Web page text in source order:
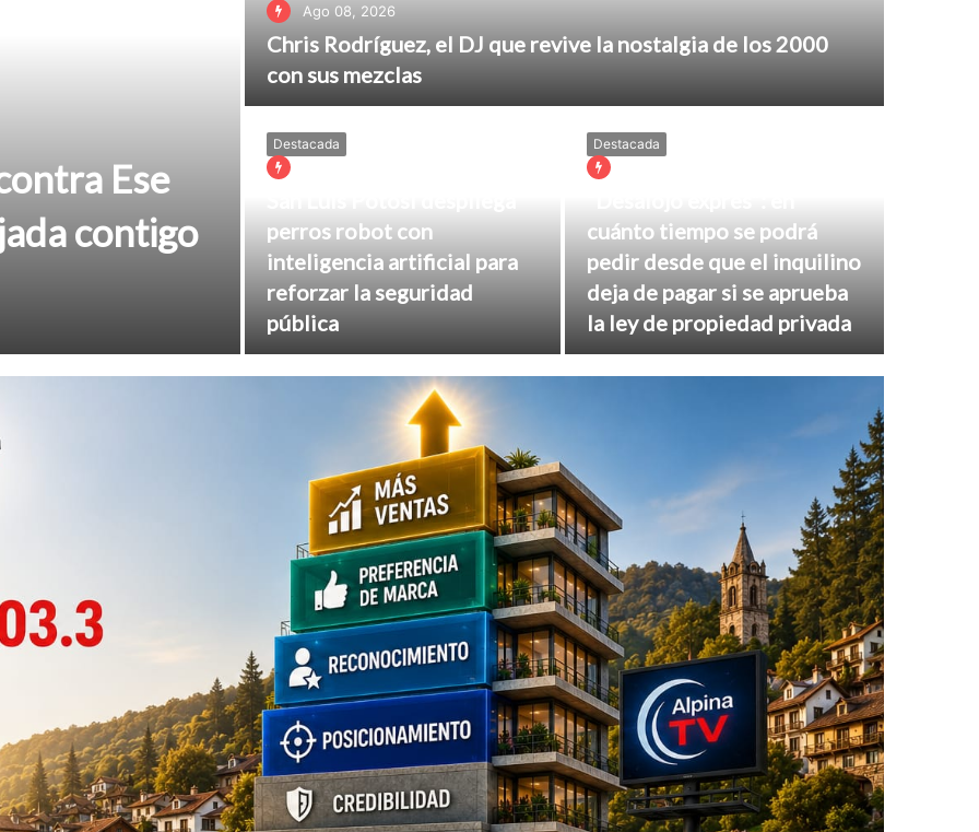
Ese
contigo
Ago 08, 2026
Chris Rodríguez, el DJ que revive la nostalgia de los 2000
con sus mezclas
Destacada
perros robot con
inteligencia artificial para
reforzar la seguridad
pública
Destacada
cuánto tiempo se podrá
pedir desde que el inquilino
deja de pagar si se aprueba
la ley de propiedad privada